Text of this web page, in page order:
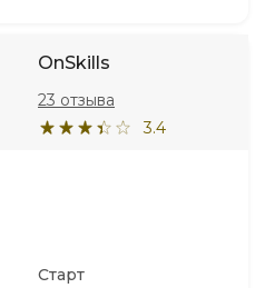
OnSkills
3.4
23 отзыва
Старт